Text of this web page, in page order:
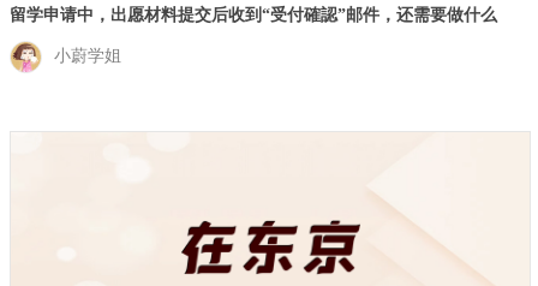
留学申请中，出愿材料提交后收到“受付確認”邮件，还需要做什么
小蔚学姐